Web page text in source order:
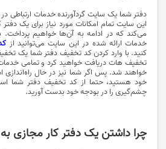
دفتر شما یک سایت گردآورنده خدمات ارتباطی
این سایت تمام امکانات مورد نیاز برای یک دفتر
می‌کند که در ادامه به آن‌ها خواهیم پرداخت.
خدمات ارائه شده در این سایت می‌توانید از
تخفیف هات دریافت خواهید کرد و تمامی
خواهند شد. پس اگر شما نیز در حال راه‌اندازی
خود هستید، حتما از کد تخفیف دفتر شما
چشم‌گیری را در بودجه خود بدست آورید.
چرا داشتن یک دفتر کار مجازی